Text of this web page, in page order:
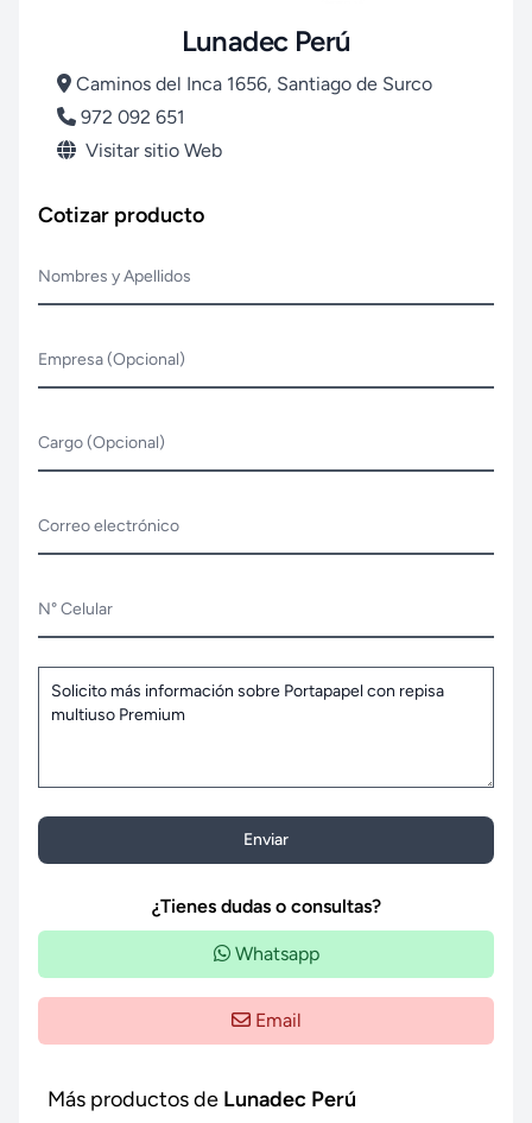
Lunadec Perú
Caminos del Inca 1656, Santiago de Surco
972 092 651
Visitar sitio Web
Cotizar producto
Nombres y Apellidos
Empresa (Opcional)
Cargo (Opcional)
Correo electrónico
N° Celular
Enviar
¿Tienes dudas o consultas?
Whatsapp
Email
Más productos de Lunadec Perú